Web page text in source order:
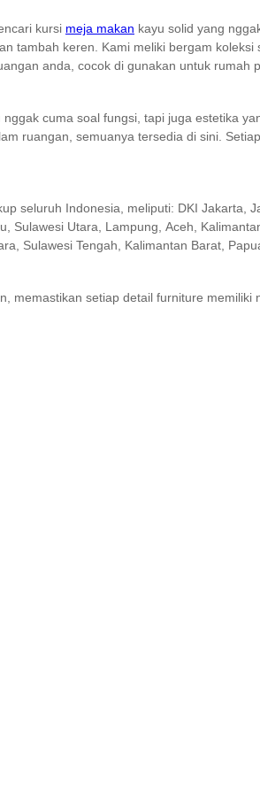
kursi meja makan kayu solid yang
tambah keren. Kami meliki bergam
anda, cocok di gunakan untuk
cuma soal fungsi, tapi juga estetika
ruangan, semuanya tersedia di sini.
seluruh Indonesia, meliputi: DKI Jakarta,
Sulawesi Utara, Lampung, Aceh,
Sulawesi Tengah, Kalimantan Barat,
memastikan setiap detail furniture